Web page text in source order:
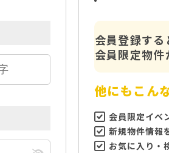
会員登録する
会員限定物件
他にもこん
会員限定イベ
新規物件情報
お気に入り・